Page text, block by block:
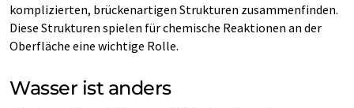
komplizierten, brückenartigen Strukturen zusammenfinden.
Diese Strukturen spielen für chemische Reaktionen an der
Oberfläche eine wichtige Rolle.
Wasser ist anders